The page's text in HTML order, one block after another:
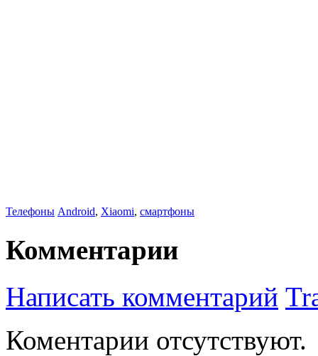
Телефоны Android, Xiaomi, смартфоны
Комментарии
Написать комментарий
Коментарии отсутствуют.